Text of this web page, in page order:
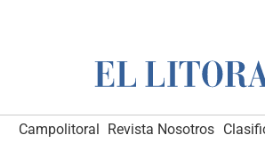
Campolitoral Revista Nosotros